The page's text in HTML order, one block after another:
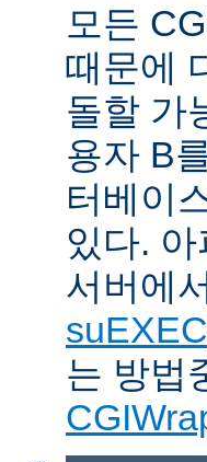
모든
때문에
돌할 가
용자 B
터베이
있다.
서버에
suEXEC
는 방법